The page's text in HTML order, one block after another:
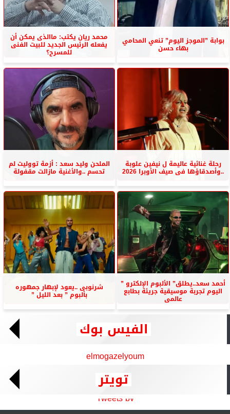
بوابة ”الموجز اليوم” تنعي المحامي
بهاء حسن
محمد ريان يكتب: ماالذى يمكن أن
يفعله الرئيس الجديد للبيت الفنى
للمسرح؟
رحلة غنائية عاليمة ل نيفين علوبة
..وأصدقاؤها فى صيف الأوبرا 2026
الملحن وليد سعد : أزمة تووليت لم
تحسم ..والأغنية مازالت مقفولة
أحمد سعد..يطلق” الألبوم الإلكترو ”
اليوم تجربة موسيقية جريئة بطابع
عالمى
شرنوبى ..يعود لإبهار جمهوره
بألبوم ” بعد الليل ”
الفيس بوك
elmogazelyoum
تويتر
Tweets by